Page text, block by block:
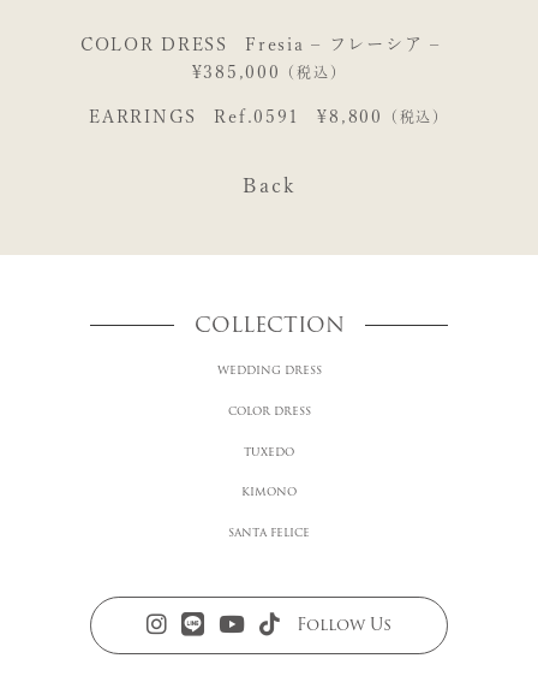
COLOR DRESS
Fresia – フレーシア –
¥385,000
（税込）
EARRINGS Ref.0591 ¥8,800 （税込）
Back
COLLECTION
WEDDING DRESS
COLOR DRESS
TUXEDO
KIMONO
SANTA FELICE
Follow Us